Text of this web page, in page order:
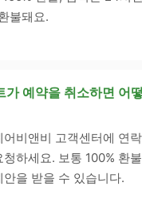
불돼요.
가 예약을 취소하면 어
어비앤비 고객센터에 연
청하세요. 보통 100% 환
안을 받을 수 있습니다.